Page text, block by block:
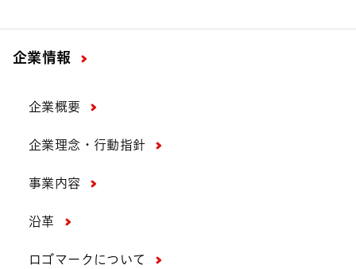
企業情報
企業概要
企業理念・行動指針
事業内容
沿革
ロゴマークについて